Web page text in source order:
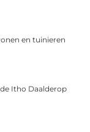
en tuinieren
Itho Daalderop